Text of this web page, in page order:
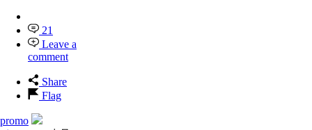
21
Leave a
comment
Share
Flag
promo